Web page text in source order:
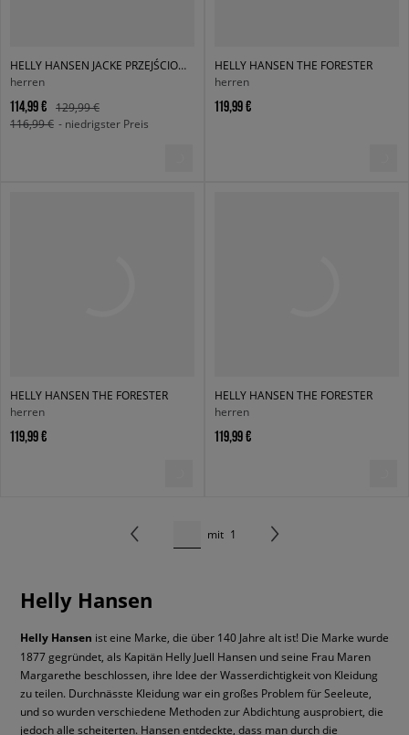
HELLY HANSEN JACKE PRZEJŚCIOWA SIRDAL HOODED INSULATOR
herren
114,99 €
129,99 €
116,99 € - niedrigster Preis
HELLY HANSEN THE FORESTER
herren
119,99 €
HELLY HANSEN THE FORESTER
herren
119,99 €
HELLY HANSEN THE FORESTER
herren
119,99 €
mit 1
Helly Hansen
Helly Hansen ist eine Marke, die über 140 Jahre alt ist! Die Marke wurde
1877 gegründet, als Kapitän Helly Juell Hansen und seine Frau Maren
Margarethe beschlossen, ihre Idee der Wasserdichtigkeit von Kleidung
zu teilen. Durchnässte Kleidung war ein großes Problem für Seeleute,
und so wurden verschiedene Methoden zur Abdichtung ausprobiert, die
jedoch alle scheiterten. Hansen entdeckte, dass man durch die